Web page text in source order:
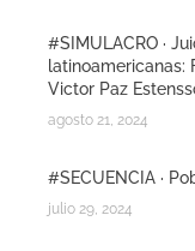
#SIMULACRO ·
latinoamericanas:
Victor Paz
agosto 21, 2024
#SECUENCIA ·
julio 29, 2024